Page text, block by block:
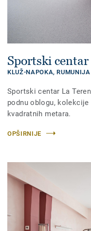
Sportski
KLUŽ-NAPOKA, RUMUNIJA
Sportski centar La
podnu oblogu, kolekcije
kvadratnih metara.
OPŠIRNIJE